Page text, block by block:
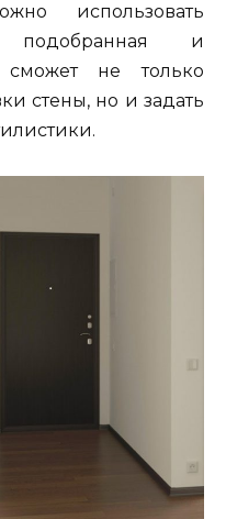
использовать
подобранная и
сможет не только
стены, но и задать